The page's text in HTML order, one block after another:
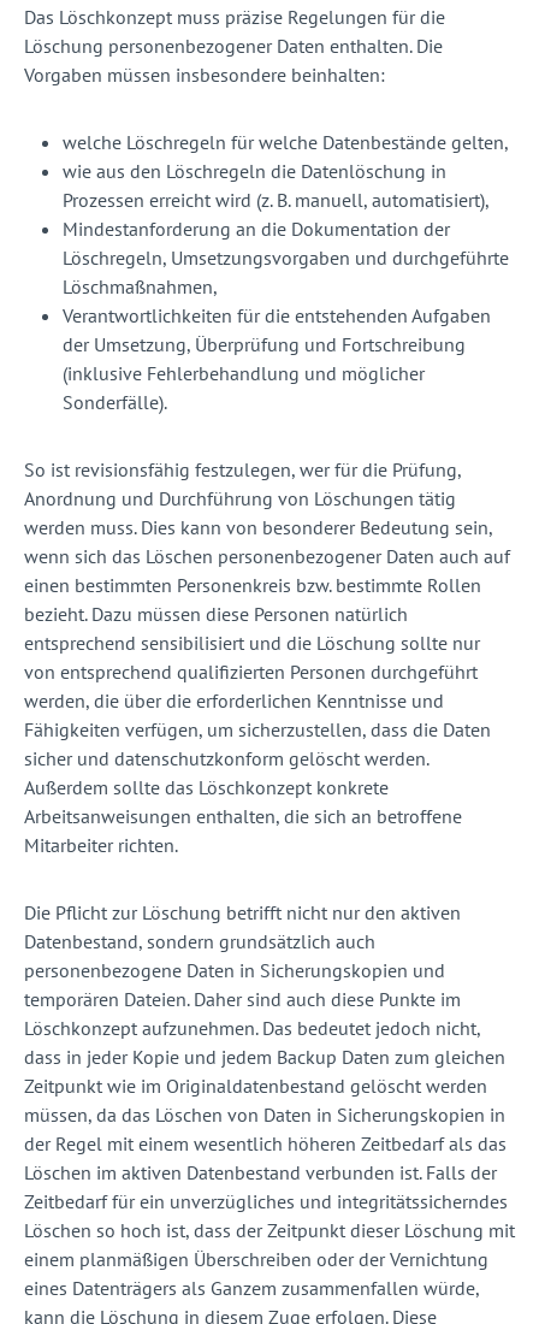
Das Löschkonzept muss präzise Regelungen für die
Löschung personenbezogener Daten enthalten. Die
Vorgaben müssen insbesondere beinhalten:
welche Löschregeln für welche Datenbestände gelten,
wie aus den Löschregeln die Datenlöschung in
Prozessen erreicht wird (z. B. manuell, automatisiert),
Mindestanforderung an die Dokumentation der
Löschregeln, Umsetzungsvorgaben und durchgeführte
Löschmaßnahmen,
Verantwortlichkeiten für die entstehenden Aufgaben
der Umsetzung, Überprüfung und Fortschreibung
(inklusive Fehlerbehandlung und möglicher
Sonderfälle).
So ist revisionsfähig festzulegen, wer für die Prüfung,
Anordnung und Durchführung von Löschungen tätig
werden muss. Dies kann von besonderer Bedeutung sein,
wenn sich das Löschen personenbezogener Daten auch auf
einen bestimmten Personenkreis bzw. bestimmte Rollen
bezieht. Dazu müssen diese Personen natürlich
entsprechend sensibilisiert und die Löschung sollte nur
von entsprechend qualifizierten Personen durchgeführt
werden, die über die erforderlichen Kenntnisse und
Fähigkeiten verfügen, um sicherzustellen, dass die Daten
sicher und datenschutzkonform gelöscht werden.
Außerdem sollte das Löschkonzept konkrete
Arbeitsanweisungen enthalten, die sich an betroffene
Mitarbeiter richten.
Die Pflicht zur Löschung betrifft nicht nur den aktiven
Datenbestand, sondern grundsätzlich auch
personenbezogene Daten in Sicherungskopien und
temporären Dateien. Daher sind auch diese Punkte im
Löschkonzept aufzunehmen. Das bedeutet jedoch nicht,
dass in jeder Kopie und jedem Backup Daten zum gleichen
Zeitpunkt wie im Originaldatenbestand gelöscht werden
müssen, da das Löschen von Daten in Sicherungskopien in
der Regel mit einem wesentlich höheren Zeitbedarf als das
Löschen im aktiven Datenbestand verbunden ist. Falls der
Zeitbedarf für ein unverzügliches und integritätssicherndes
Löschen so hoch ist, dass der Zeitpunkt dieser Löschung mit
einem planmäßigen Überschreiben oder der Vernichtung
eines Datenträgers als Ganzem zusammenfallen würde,
kann die Löschung in diesem Zuge erfolgen. Diese